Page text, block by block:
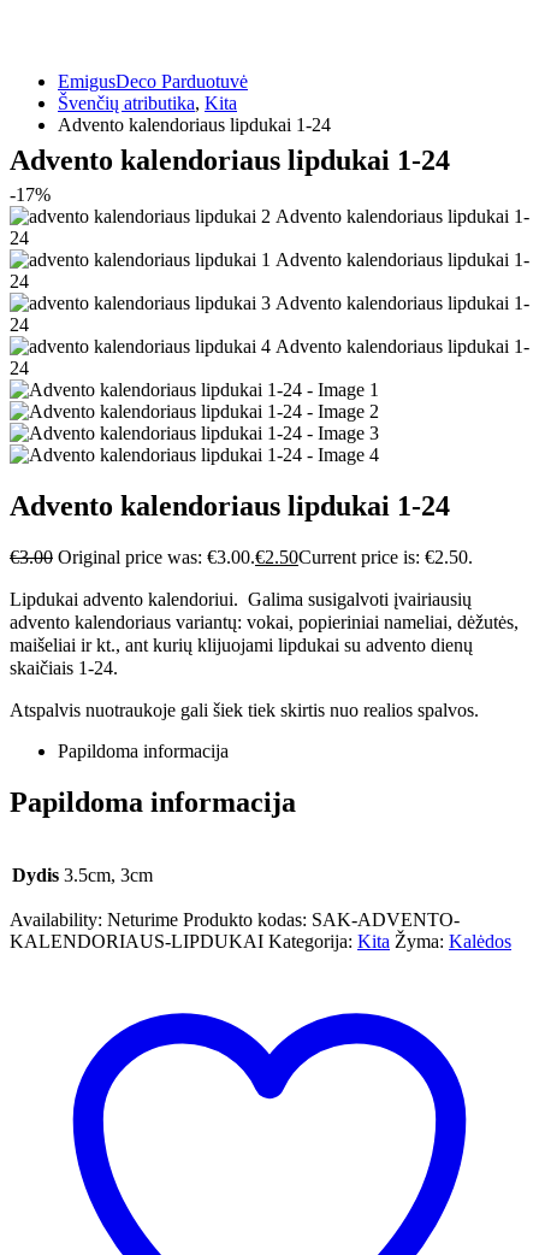
EmigusDeco Parduotuvė
Švenčių atributika, Kita
Advento kalendoriaus lipdukai 1-24
Advento kalendoriaus lipdukai 1-24
-17%
Advento kalendoriaus lipdukai 1-24
€3.00 Original price was: €3.00.€2.50Current price is: €2.50.
Lipdukai advento kalendoriui. Galima susigalvoti įvairiausių
advento kalendoriaus variantų: vokai, popieriniai nameliai, dėžutės,
maišeliai ir kt., ant kurių klijuojami lipdukai su advento dienų
skaičiais 1-24.
Atspalvis nuotraukoje gali šiek tiek skirtis nuo realios spalvos.
Papildoma informacija
Papildoma informacija
Dydis 3.5cm, 3cm
Availability: Neturime Produkto kodas: SAK-ADVENTO-
KALENDORIAUS-LIPDUKAI Kategorija: Kita Žyma: Kalėdos